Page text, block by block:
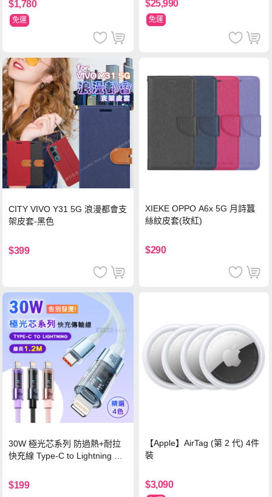
$1,780
免運
$25,990
免運
CITY VIVO Y31 5G 浪漫都會支
架皮套-黑色
$399
XIEKE OPPO A6x 5G 月詩蠶
絲紋皮套(玫紅)
$290
30W 極光芯系列 防過熱+耐拉
快充線 Type-C to Lightning 傳
$199
【Apple】AirTag (第 2 代) 4件
裝
$3,090